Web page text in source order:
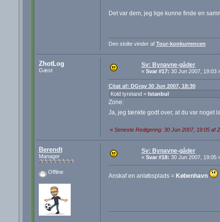
Det var dem, jeg lige kunne finde en
Den stolte vinder af Tour-konkurrencen
ZhotLog
Gæst
Sv: Bynavne-gåder
« Svar #17: 30 Jun 2007, 19:03
Citat af: DGray 30 Jun 2007, 18:30
Kold tyretand = Istanbul
Zone:
Ja, jeg tænkte godt over, at du var noget
« Seneste Redigering: 30 Jun 2007, 19:05 af
Berendt
Manager
Offline
Sv: Bynavne-gåder
« Svar #18: 30 Jun 2007, 19:05
Anskaf en anløbsplads = København